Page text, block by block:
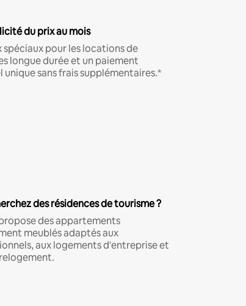
du prix au mois
spéciaux pour les locations de
longue durée et un paiement
unique sans frais supplémentaires.*
des résidences de tourisme ?
des appartements
meublés adaptés aux
aux logements d'entreprise et